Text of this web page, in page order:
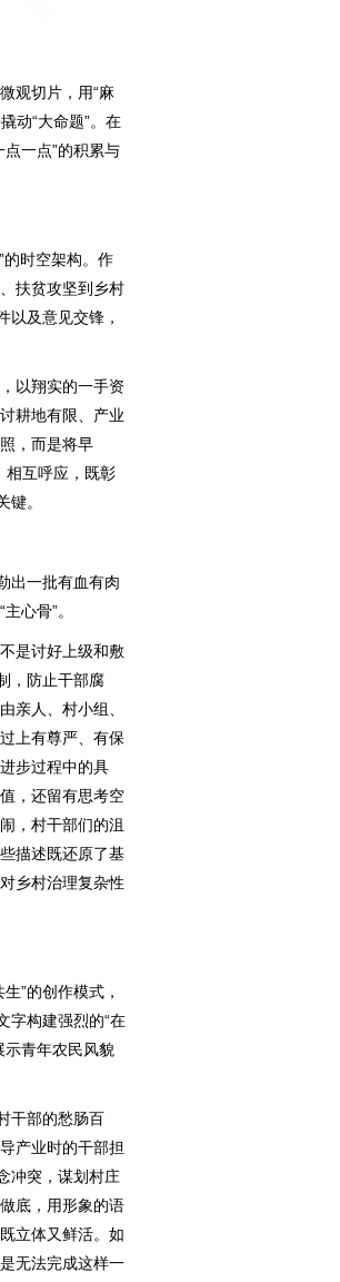
观切片，用“麻
动“大命题”。在
一点”的积累与
时空架构。作
扶贫攻坚到乡村
及意见交锋，
以翔实的一手资
耕地有限、产业
，而是将早
相互呼应，既彰
。
出一批有血有肉
心骨”。
是讨好上级和敷
，防止干部腐
亲人、村小组、
上有尊严、有保
步过程中的具
，还留有思考空
，村干部们的沮
描述既还原了基
乡村治理复杂性
”的创作模式，
字构建强烈的“在
示青年农民风貌
干部的愁肠百
产业时的干部担
冲突，谋划村庄
底，用形象的语
立体又鲜活。如
无法完成这样一